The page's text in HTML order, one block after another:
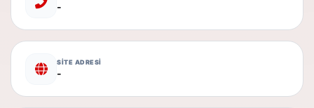
-
SİTE ADRESİ
-